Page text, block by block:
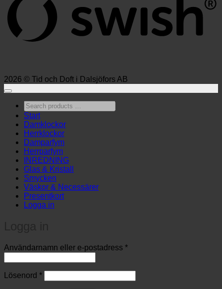
2026 © Tid och Doft i Dalsjöfors AB
Search
products
…
Start
Damklockor
Herrklockor
Damparfym
Herrparfym
INREDNING
Glas & Kristall
Smycken
Väskor & Necessärer
Presentkort
Logga in
Användarnamn eller e-postadress *Obligatoriskt
Lösenord *Obligatoriskt